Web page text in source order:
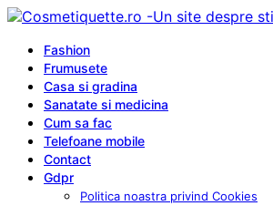
Fashion
Frumusete
Casa si gradina
Sanatate si medicina
Cum sa fac
Telefoane mobile
Contact
Gdpr
Politica noastra privind Cookies